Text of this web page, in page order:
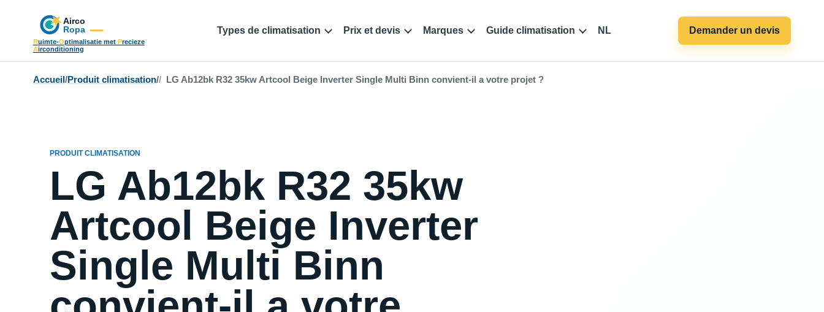
Ruimte-Optimalisatie met Precieze
Airconditioning
Types de climatisation Prix et devis Marques Guide climatisation NL Demander un devis
Accueil /Produit climatisation/ LG Ab12bk R32 35kw Artcool Beige Inverter Single Multi Binn convient-il a votre projet ?
PRODUIT CLIMATISATION
LG Ab12bk R32 35kw
Artcool Beige Inverter
Single Multi Binn